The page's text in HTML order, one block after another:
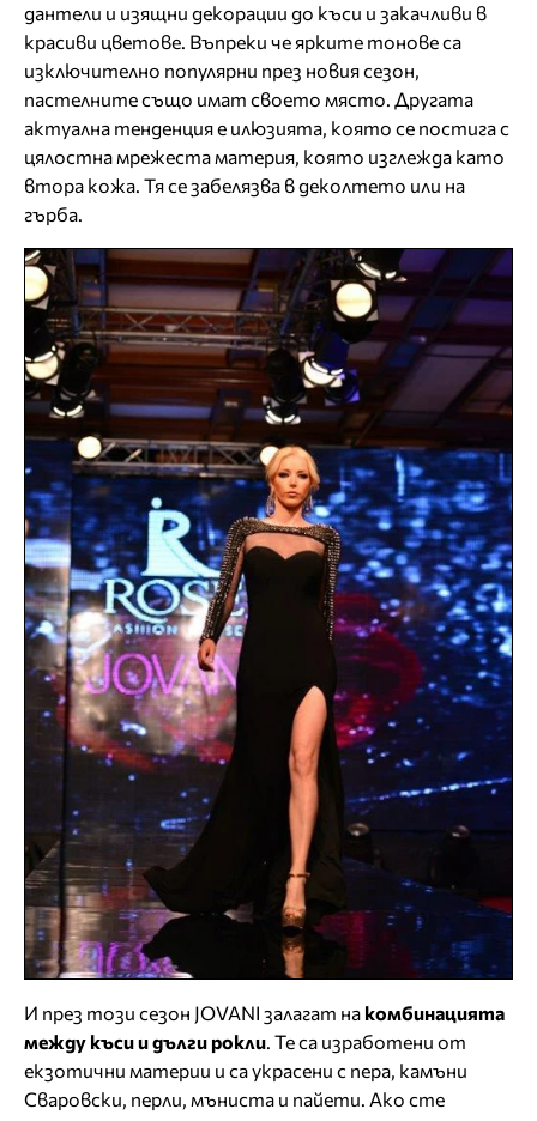
дантели и изящни декорации до къси и закачливи в
красиви цветове. Въпреки че ярките тонове са
изключително популярни през новия сезон,
пастелните също имат своето място. Другата
актуална тенденция е илюзията, която се постига с
цялостна мрежеста материя, която изглежда като
втора кожа. Тя се забелязва в деколтето или на
гърба.
И през този сезон JOVANI залагат на комбинацията
между къси и дълги рокли . Те са изработени от
екзотични материи и са украсени с пера, камъни
Сваровски, перли, мъниста и пайети. Ако сте